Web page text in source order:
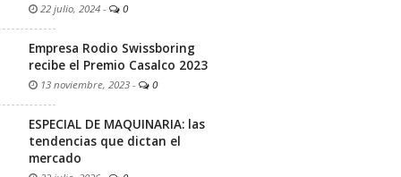
22 julio, 2024 - 0
Empresa Rodio Swissboring
recibe el Premio Casalco 2023
13 noviembre, 2023 - 0
ESPECIAL DE MAQUINARIA: las
tendencias que dictan el
mercado